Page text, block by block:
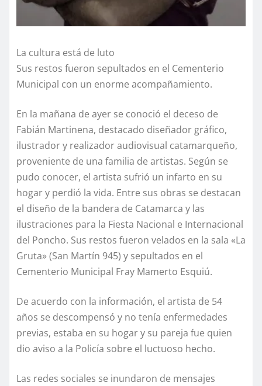
La cultura está de luto
Sus restos fueron sepultados en el Cementerio
Municipal con un enorme acompañamiento.
En la mañana de ayer se conoció el deceso de
Fabián Martinena, destacado diseñador gráfico,
ilustrador y realizador audiovisual catamarqueño,
proveniente de una familia de artistas. Según se
pudo conocer, el artista sufrió un infarto en su
hogar y perdió la vida. Entre sus obras se destacan
el diseño de la bandera de Catamarca y las
ilustraciones para la Fiesta Nacional e Internacional
del Poncho. Sus restos fueron velados en la sala «La
Gruta» (San Martín 945) y sepultados en el
Cementerio Municipal Fray Mamerto Esquiú.
De acuerdo con la información, el artista de 54
años se descompensó y no tenía enfermedades
previas, estaba en su hogar y su pareja fue quien
dio aviso a la Policía sobre el luctuoso hecho.
Las redes sociales se inundaron de mensajes